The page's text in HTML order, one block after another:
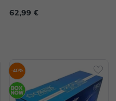
62,99 €
-40%